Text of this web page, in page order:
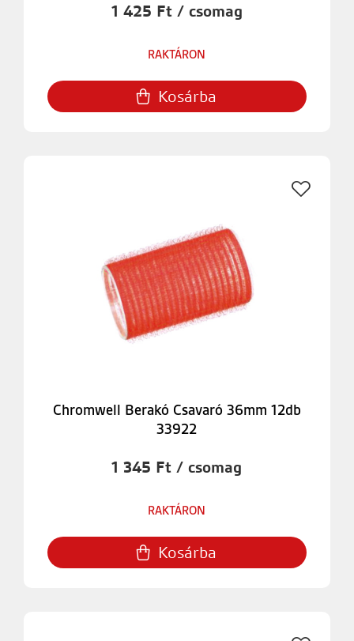
1 425 Ft / csomag
RAKTÁRON
Kosárba
Chromwell Berakó Csavaró 36mm 12db
33922
1 345 Ft / csomag
RAKTÁRON
Kosárba